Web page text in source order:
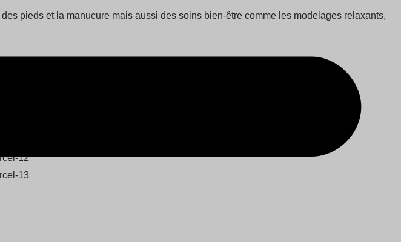
pieds et la manucure mais aussi des soins bien-être comme les modelages relaxants,